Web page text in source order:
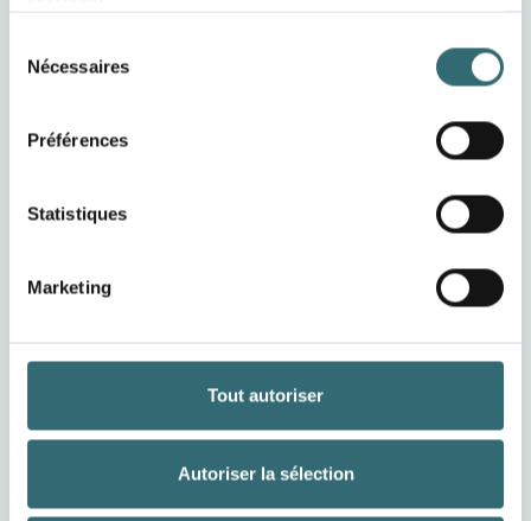
Nécessaires
Préférences
Statistiques
Marketing
Tout autoriser
Autoriser la sélection
Bäcker Göing est-il devenu plus durable
Bäcker Göing a toujours été très engagé en matière de
durabilité — nous donnons par exemple nos invendus,
foodforecast nous a rendus encore plus durables, car
nous avons réduit nos retours de 30 % en moyenne.
et des ressources précieuses pour produire le pain. Et en
cuisinant exactement selon la demande, nous avons